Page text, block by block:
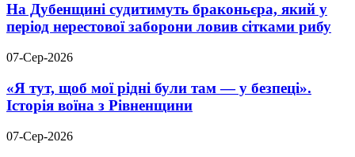
На Дубенщині судитимуть браконьєра, який у
період нерестової заборони ловив сітками рибу
07-Сер-2026
«Я тут, щоб мої рідні були там — у безпеці».
Історія воїна з Рівненщини
07-Сер-2026